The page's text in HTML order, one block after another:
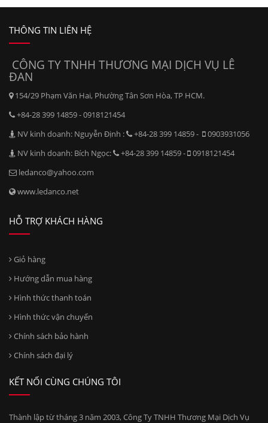
THÔNG TIN LIÊN HỆ
CÔNG TY TNHH THƯƠNG MẠI DỊCH VỤ LÊ
ĐAN
154/29 Phạm Văn Hai, Phường Tân Sơn Hòa, TP HCM.
+84-28 399 14859 - 0918121454
NV kinh doanh: Nguyễn Định :
+84-28 399 14859 -
0903931056
NV kinh doanh: Bích Ngọc:
+84-28 399 14859 -
0918121454
ledanco@yahoo.com
www.ledanco.net
HỖ TRỢ KHÁCH HÀNG
Giỏ hàng
Hướng dẫn mua hàng
Hình thức thanh toán
Hình thức vận chuyển
Chính sách bảo hành
Chính sách đại lý
KẾT NỐI CÙNG CHÚNG TÔI
Thành lập từ tháng 3 năm 2003, Công Ty TNHH Thương Mại Dịch Vụ